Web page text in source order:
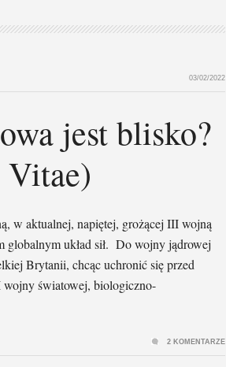
03/02/2022
jest blisko?
w aktualnej, napiętej, grożącej III wojną
globalnym układ sił. Do wojny jądrowej
Brytanii, chcąc uchronić się przed
wojny światowej, biologiczno-
2 KOMENTARZE